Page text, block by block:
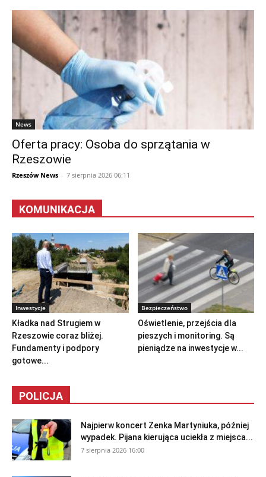
News
Oferta pracy: Osoba do sprzątania w
Rzeszowie
Rzeszów News - 7 sierpnia 2026 06:11
KOMUNIKACJA
Inwestycje
Kładka nad Strugiem w
Rzeszowie coraz bliżej.
Fundamenty i podpory
gotowe...
Bezpieczeństwo
Oświetlenie, przejścia dla
pieszych i monitoring. Są
pieniądze na inwestycje w...
POLICJA
Najpierw koncert Zenka Martyniuka, później
wypadek. Pijana kierująca uciekła z miejsca...
7 sierpnia 2026 16:00